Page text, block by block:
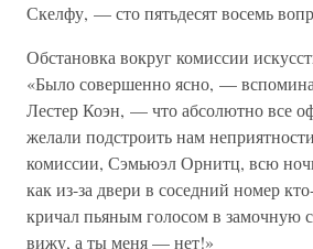
Скелфу, — сто пятьдесят восемь
Обстановка вокруг комиссии
«Было совершенно ясно, —
Лестер Коэн, — что абсолютно все
желали подстроить нам
комиссии, Сэмьюэл Орнитц, всю
как из-за двери в соседний номер
кричал пьяным голосом в замочную
вижу, а ты меня — нет!»